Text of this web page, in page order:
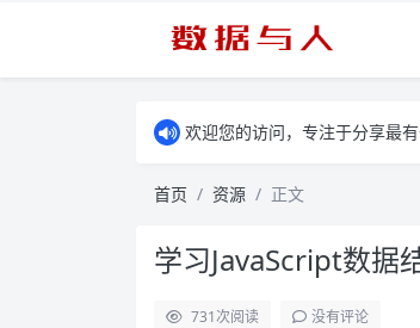
欢迎您的访问，专注于分享最
首页 资源 正文
学习JavaScript数据
731次阅读 没有评论